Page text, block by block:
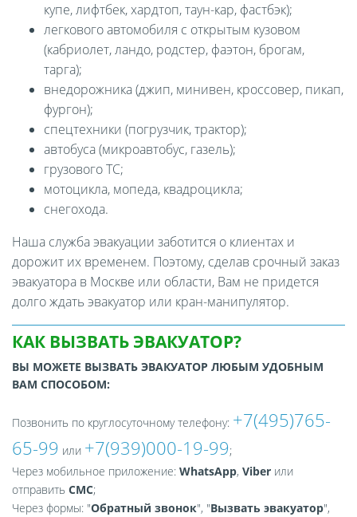
купе, лифтбек, хардтоп, таун-кар, фастбэк);
легкового автомобиля с открытым кузовом
(кабриолет, ландо, родстер, фаэтон, брогам,
тарга);
внедорожника (джип, минивен, кроссовер, пикап,
фургон);
спецтехники (погрузчик, трактор);
автобуса (микроавтобус, газель);
грузового ТС;
мотоцикла, мопеда, квадроцикла;
снегохода.
Наша служба эвакуации заботится о клиентах и
дорожит их временем. Поэтому, сделав срочный заказ
эвакуатора в Москве или области, Вам не придется
долго ждать эвакуатор или кран-манипулятор.
КАК ВЫЗВАТЬ ЭВАКУАТОР?
ВЫ МОЖЕТЕ ВЫЗВАТЬ ЭВАКУАТОР ЛЮБЫМ УДОБНЫМ
ВАМ СПОСОБОМ:
Позвонить по круглосуточному телефону: +7(495)765-
65-99 или +7(939)000-19-99;
Через мобильное приложение: WhatsApp, Viber или
отправить СМС;
Через формы: "Обратный звонок", "Вызвать эвакуатор",